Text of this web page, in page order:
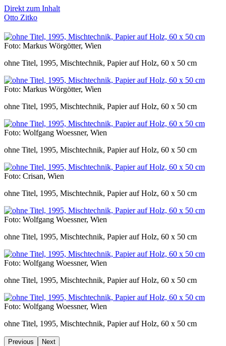
Direkt zum Inhalt
Otto Zitko
Foto: Markus Wörgötter, Wien
ohne Titel, 1995, Mischtechnik, Papier auf Holz, 60 x 50 cm
Foto: Markus Wörgötter, Wien
ohne Titel, 1995, Mischtechnik, Papier auf Holz, 60 x 50 cm
Foto: Wolfgang Woessner, Wien
ohne Titel, 1995, Mischtechnik, Papier auf Holz, 60 x 50 cm
Foto: Crisan, Wien
ohne Titel, 1995, Mischtechnik, Papier auf Holz, 60 x 50 cm
Foto: Wolfgang Woessner, Wien
ohne Titel, 1995, Mischtechnik, Papier auf Holz, 60 x 50 cm
Foto: Wolfgang Woessner, Wien
ohne Titel, 1995, Mischtechnik, Papier auf Holz, 60 x 50 cm
Foto: Wolfgang Woessner, Wien
ohne Titel, 1995, Mischtechnik, Papier auf Holz, 60 x 50 cm
Previous Next